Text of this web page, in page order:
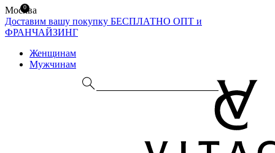
Москва
Доставим вашу покупку БЕСПЛАТНО ОПТ и
ФРАНЧАЙЗИНГ
Женщинам
Мужчинам
0